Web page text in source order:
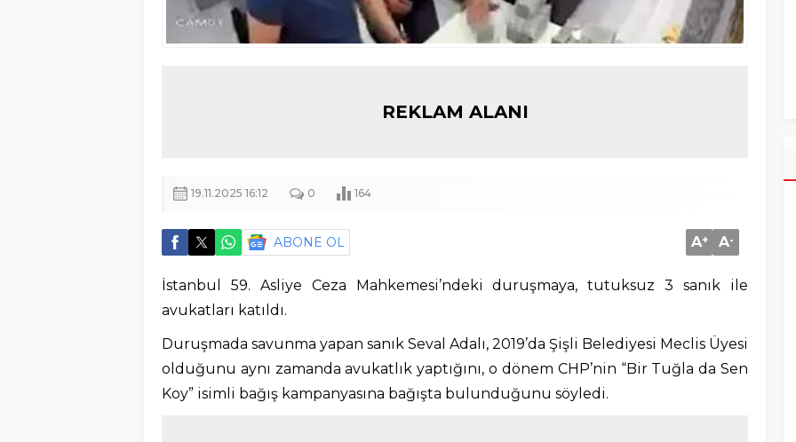
REKLAM ALANI
19.11.2025 16:12 0 164
ABONE OL A+ A-
İstanbul 59. Asliye Ceza Mahkemesi’ndeki duruşmaya, tutuksuz 3 sanık ile
avukatları katıldı.
Duruşmada savunma yapan sanık Seval Adalı, 2019’da Şişli Belediyesi Meclis Üyesi
olduğunu aynı zamanda avukatlık yaptığını, o dönem CHP’nin “Bir Tuğla da Sen
Koy” isimli bağış kampanyasına bağışta bulunduğunu söyledi.